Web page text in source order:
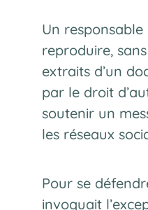
Un
reproduire,
extraits d’un
par le droit
soutenir un
les réseaux
Pour se
invoquait